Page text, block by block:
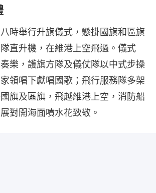
時舉行升旗儀式，懸掛國旗和區旗
直升機，在維港上空飛過。儀式
樂，護旗方隊及儀仗隊以中式步操
領唱下獻唱國歌；飛行服務隊多架
旗及區旗，飛越維港上空，消防船
對開海面噴水花致敬。